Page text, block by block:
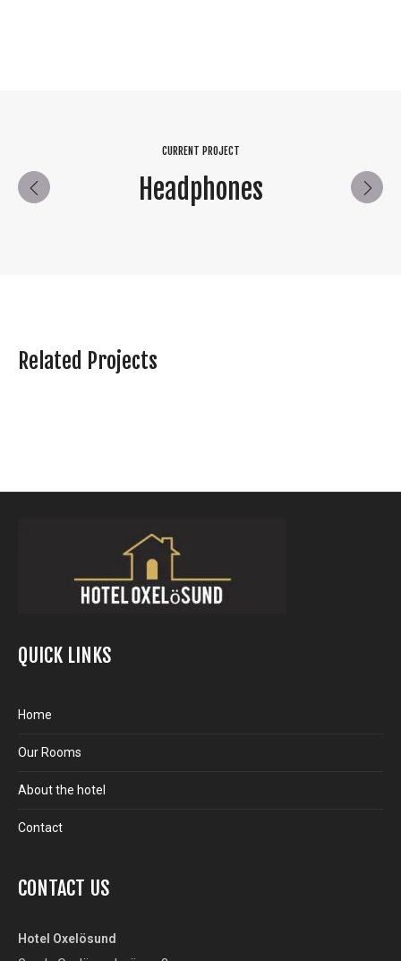
CURRENT PROJECT
Headphones
Related Projects
QUICK LINKS
Home
Our Rooms
About the hotel
Contact
CONTACT US
Hotel Oxelösund